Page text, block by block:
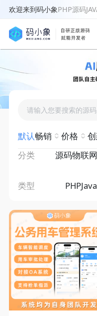
欢迎来到码小象PHP源码
默认畅销 价格
分类
源码物联网
类型 PHPJava